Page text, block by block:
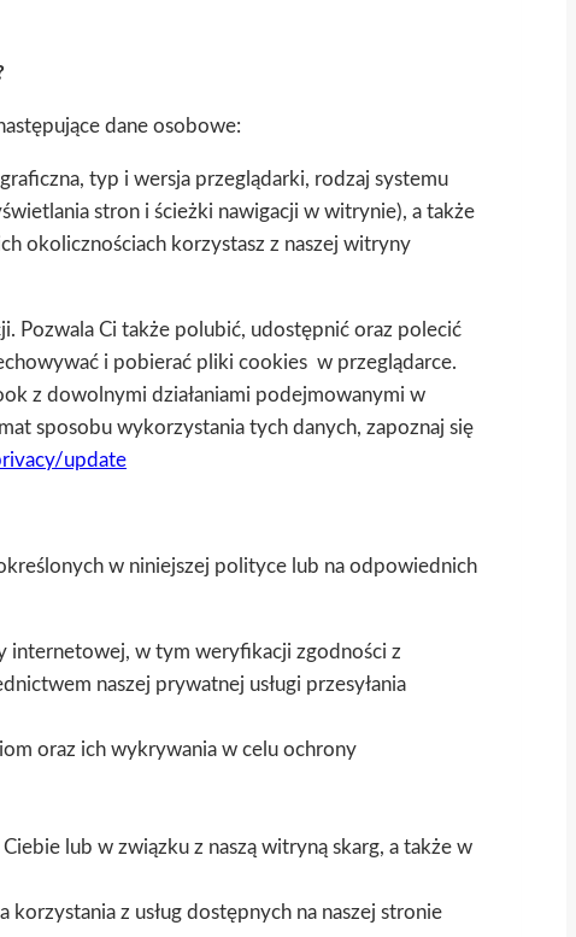
dane osobowe:
typ i wersja przeglądarki, rodzaj systemu
stron i ścieżki nawigacji w witrynie), a także
okolicznościach korzystasz z naszej witryny
Pozwala Ci także polubić, udostępnić oraz polecić
i pobierać pliki cookies w przeglądarce.
z dowolnymi działaniami podejmowanymi w
sposobu wykorzystania tych danych, zapoznaj się
update
w niniejszej polityce lub na odpowiednich
internetowej, w tym weryfikacji zgodności z
naszej prywatnej usługi przesyłania
oraz ich wykrywania w celu ochrony
lub w związku z naszą witryną skarg, a także w
z usług dostępnych na naszej stronie